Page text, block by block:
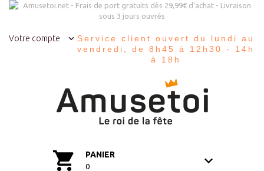
Votre compte
Service client ouvert du lundi au
vendredi, de 8h45 à 12h30 - 14h
à 18h
PANIER
0